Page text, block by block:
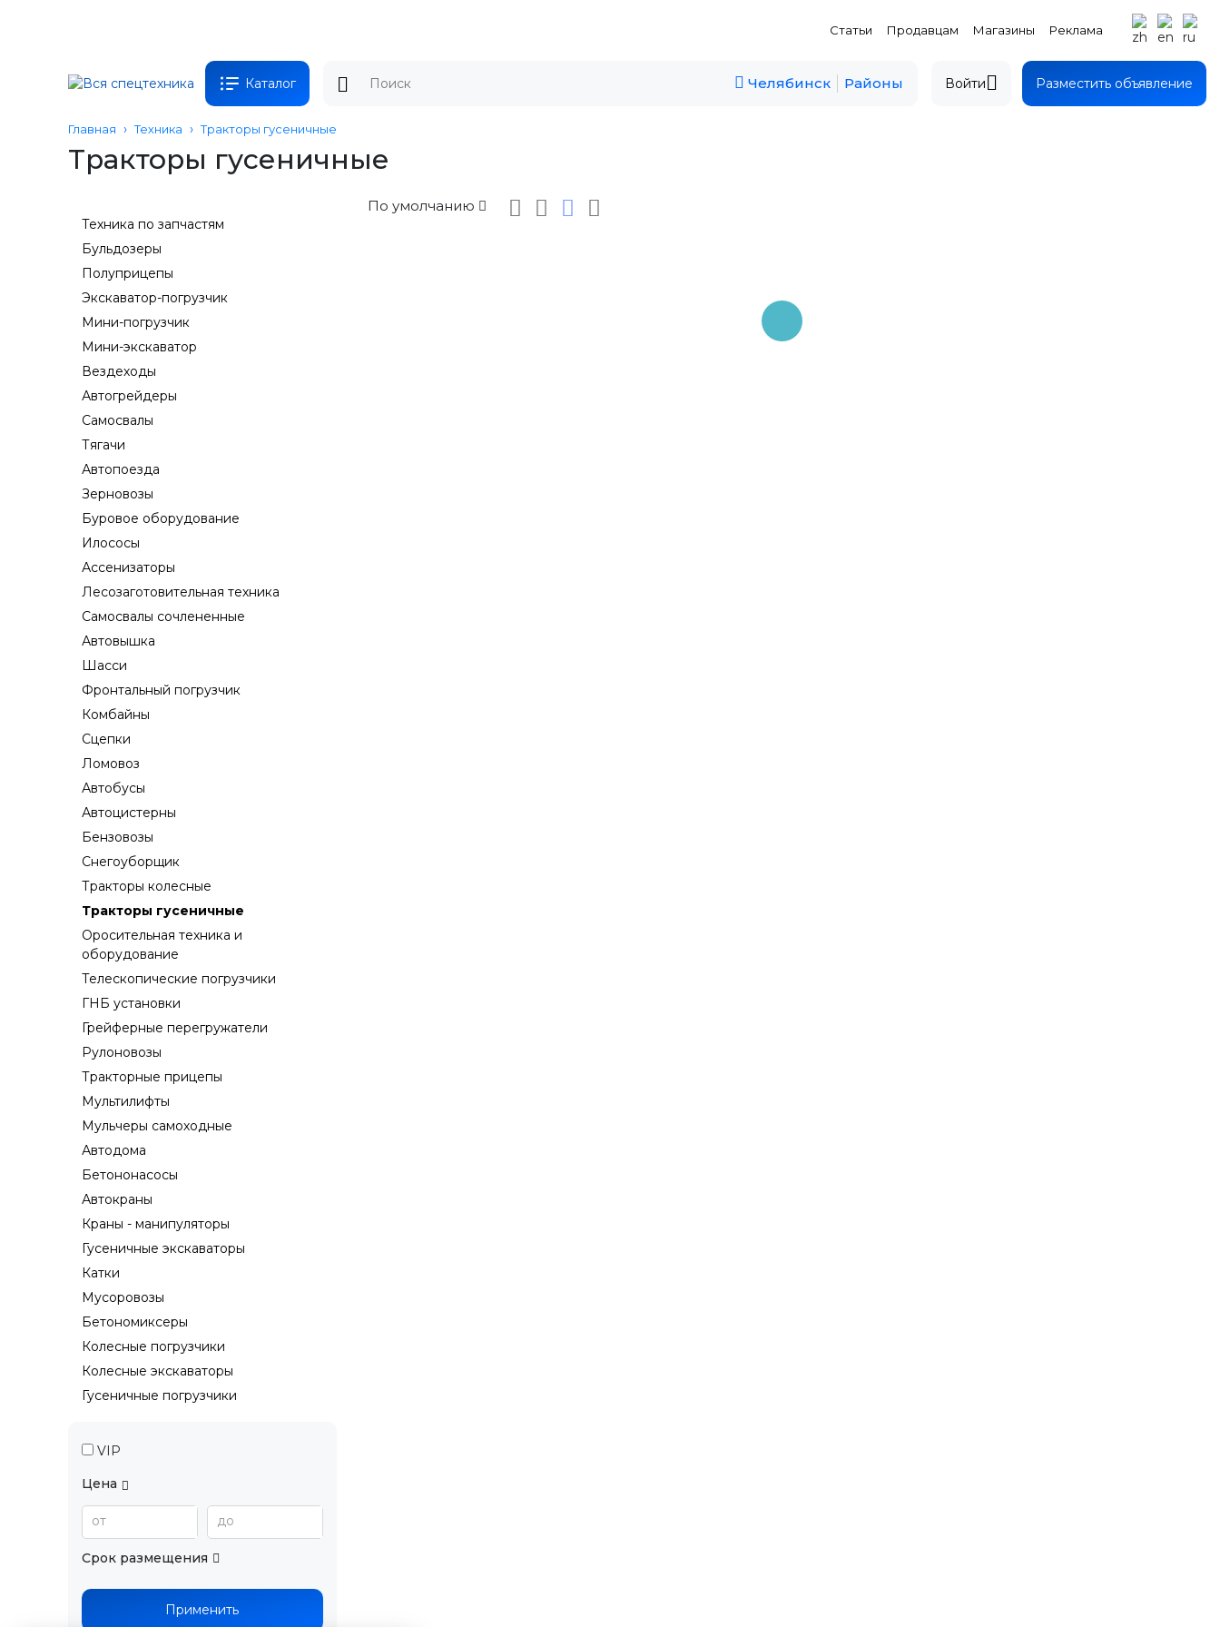
Статьи Продавцам Магазины Реклама
Каталог Челябинск Районы Войти Разместить объявление
Главная Техника Тракторы гусеничные
Тракторы гусеничные
Техника по запчастям
Бульдозеры
Полуприцепы
Экскаватор-погрузчик
Мини-погрузчик
Мини-экскаватор
Вездеходы
Автогрейдеры
Самосвалы
Тягачи
Автопоезда
Зерновозы
Буровое оборудование
Илососы
Ассенизаторы
Лесозаготовительная техника
Самосвалы сочлененные
Автовышка
Шасси
Фронтальный погрузчик
Комбайны
Сцепки
Ломовоз
Автобусы
Автоцистерны
Бензовозы
Снегоуборщик
Тракторы колесные
Тракторы гусеничные
Оросительная техника и
оборудование
Телескопические погрузчики
ГНБ установки
Грейферные перегружатели
Рулоновозы
Тракторные прицепы
Мультилифты
Мульчеры самоходные
Автодома
Бетононасосы
Автокраны
Краны - манипуляторы
Гусеничные экскаваторы
Катки
Мусоровозы
Бетономиксеры
Колесные погрузчики
Колесные экскаваторы
Гусеничные погрузчики
VIP
Цена
от до
Срок размещения
Применить
По умолчанию